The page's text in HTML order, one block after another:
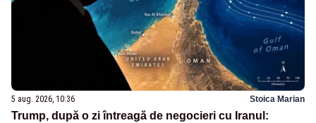
5 aug. 2026, 10:36 Stoica Marian
Trump, după o zi întreagă de negocieri cu Iranul: